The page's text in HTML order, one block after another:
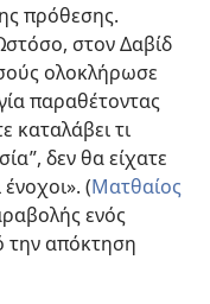
πρόθεσης.
στον Δαβίδ
ολοκλήρωσε
παραθέτοντας
καταλάβει τι
δεν θα είχατε
(Ματθαίος
ενός
την απόκτηση